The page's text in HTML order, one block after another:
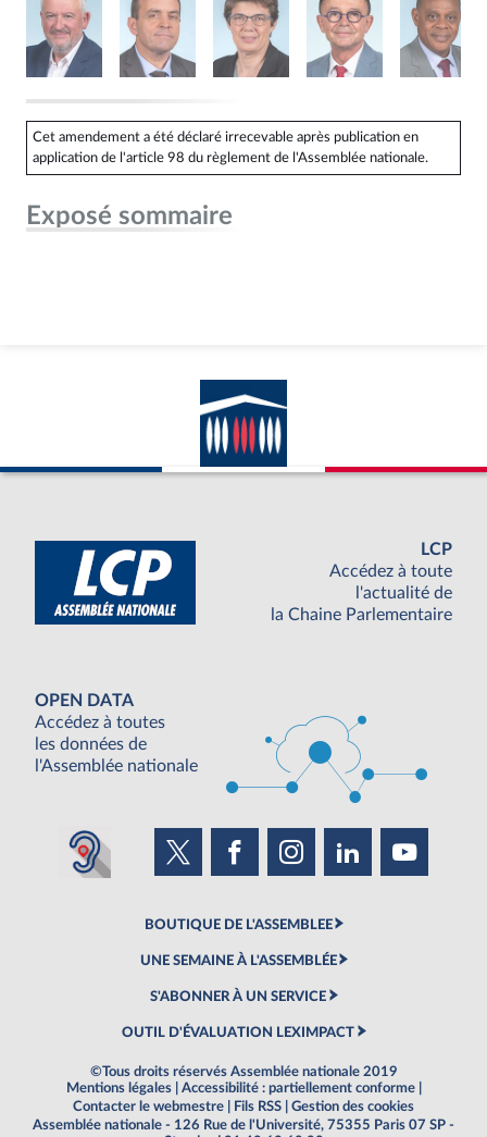
Cet amendement a été déclaré irrecevable après publication en
application de l'article 98 du règlement de l'Assemblée nationale.
Exposé sommaire
LCP
Accédez à toute
l'actualité de
la Chaine Parlementaire
OPEN DATA
Accédez à toutes
les données de
l'Assemblée nationale
BOUTIQUE DE L'ASSEMBLEE
UNE SEMAINE À L'ASSEMBLÉE
S'ABONNER À UN SERVICE
OUTIL D'ÉVALUATION LEXIMPACT
©Tous droits réservés Assemblée nationale 2019
Mentions légales
Accessibilité : partiellement conforme
Contacter le webmestre
Fils RSS
Gestion des cookies
Assemblée nationale - 126 Rue de l'Université, 75355 Paris 07 SP -